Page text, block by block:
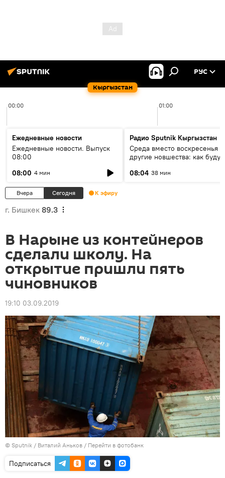
Кыргызстан
РУС
00:00 01:00
Ежедневные новости
Ежедневные новости. Выпуск
08:00
08:00 4 мин
Радио Sputnik Кыргызстан
Среда вместо воскресенья и
другие новшества: как будут
08:04 38 мин
Вчера Сегодня К эфиру
г. Бишкек 89.3
В Нарыне из контейнеров
сделали школу. На
открытие пришли пять
чиновников
19:10 03.09.2019
© Sputnik / Виталий Аньков / Перейти в фотобанк
Подписаться